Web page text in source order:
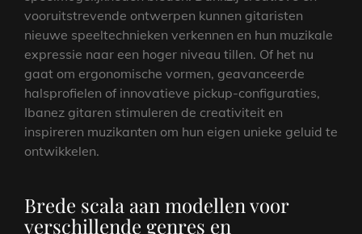
vooruitstrevende ontwerpen kunnen gitaristen
nieuwe speeltechnieken verkennen en hun muzikale
expressie naar een hoger niveau tillen. Of het nu
gaat om ergonomische vormen, geavanceerde
halsprofielen of innovatieve pickup-configuraties,
Ibanez gitaren stimuleren de creativiteit en
inspireren muzikanten om hun eigen unieke geluid te
ontwikkelen.
Brede scala aan modellen voor
verschillende genres en